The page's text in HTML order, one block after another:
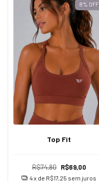
8% OFF
Top Fit
R$74,80 R$69,00
4x de R$17,25 sem juros